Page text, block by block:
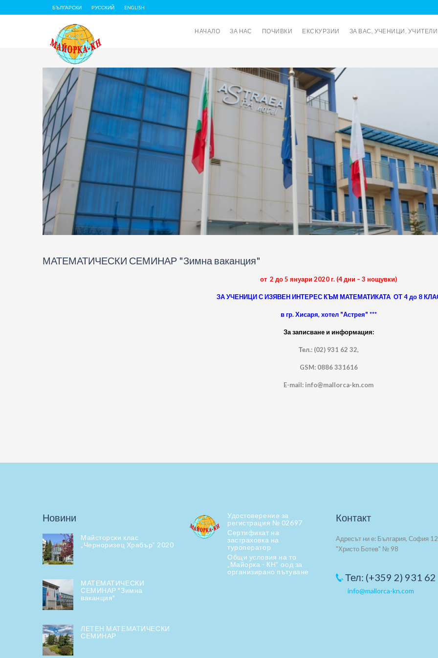
БЪЛГАРСКИ РУССКИЙ ENGLISH
НАЧАЛО ЗА НАС ПОЧИВКИ ЕКСКУРЗИИ ЗА ВАС, УЧЕНИЦИ,
МАТЕМАТИЧЕСКИ СЕМИНАР "Зимна ваканция"
от 2 до 5 януари 2020 г. (4 дни – 3 нощувки)
ЗА УЧЕНИЦИ С ИЗЯВЕН ИНТЕРЕС КЪМ МАТЕМАТИКАТА ОТ 4 до 8
в гр. Хисаря, хотел "Астрея" ***
За записване и информация:
Тел.: (02) 931 62 32,
GSM: 0886 331616
E-mail: info@mallorca-kn.com
Новини
Майсторски клас
„Черноризец Храбър” 2020
МАТЕМАТИЧЕСКИ
СЕМИНАР "Зимна
ваканция"
ЛЕТЕН МАТЕМАТИЧЕСКИ
СЕМИНАР
Удостоверение за
регистрация № 02697
Сертификат на
застраховка на
туроператор
Общи условия на то
„Майорка - КН“ оод за
организирано пътуване
Контакт
Адресът ни е: България, София
"Христо Ботев" № 98
Тел: (+359 2) 931
info@mallorca-kn.com